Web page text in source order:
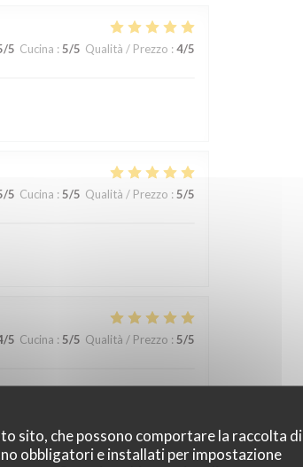
sito, che possono comportare la raccolta di
obbligatori e installati per impostazione
/5 Cucina : 5/5 Qualità / Prezzo : 4/5
/5 Cucina : 5/5 Qualità / Prezzo : 5/5
/5 Cucina : 5/5 Qualità / Prezzo : 5/5
dans cet établissement.